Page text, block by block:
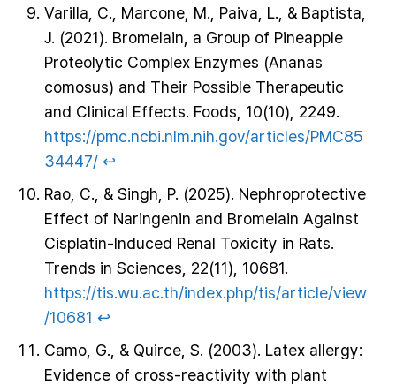
Varilla, C., Marcone, M., Paiva, L., & Baptista,
J. (2021). Bromelain, a Group of Pineapple
Proteolytic Complex Enzymes (Ananas
comosus) and Their Possible Therapeutic
and Clinical Effects. Foods, 10(10), 2249.
https://pmc.ncbi.nlm.nih.gov/articles/PMC85
34447/ ↩︎
Rao, C., & Singh, P. (2025). Nephroprotective
Effect of Naringenin and Bromelain Against
Cisplatin-Induced Renal Toxicity in Rats.
Trends in Sciences, 22(11), 10681.
https://tis.wu.ac.th/index.php/tis/article/view
/10681 ↩︎
Camo, G., & Quirce, S. (2003). Latex allergy:
Evidence of cross-reactivity with plant